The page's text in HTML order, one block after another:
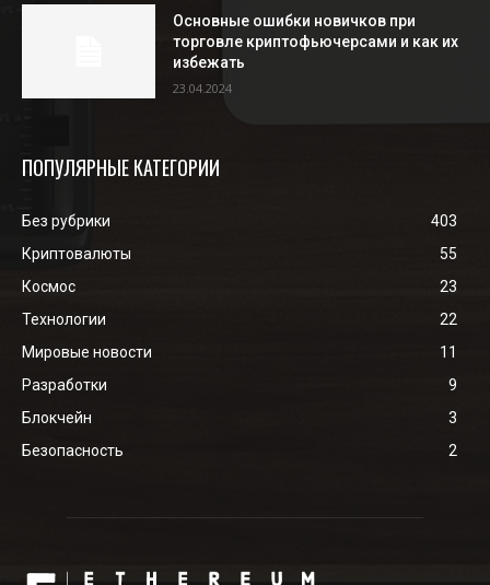
Основные ошибки новичков при
торговле криптофьючерсами и как их
избежать
23.04.2024
ПОПУЛЯРНЫЕ КАТЕГОРИИ
Без рубрики
403
Криптовалюты
55
Космос
23
Технологии
22
Мировые новости
11
Разработки
9
Блокчейн
3
Безопасность
2